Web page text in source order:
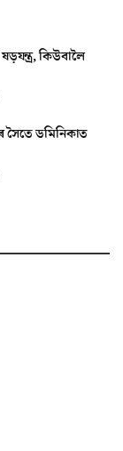
কিউবালৈ
সৈতে ডমিনিকাত